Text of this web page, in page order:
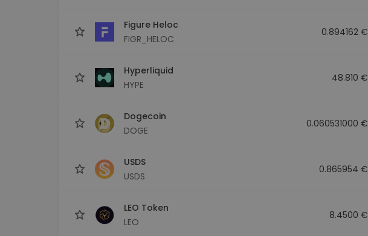
Figure Heloc
FIGR_HELOC
0.894162 €
Hyperliquid
HYPE
48.810 €
Dogecoin
DOGE
0.060531000 €
USDS
USDS
0.865954 €
LEO Token
LEO
8.4500 €